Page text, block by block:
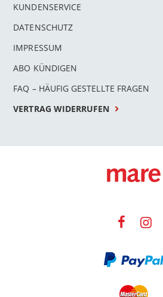
KUNDENSERVICE
DATENSCHUTZ
IMPRESSUM
ABO KÜNDIGEN
FAQ – HÄUFIG GESTELLTE FRAGEN
VERTRAG WIDERRUFEN